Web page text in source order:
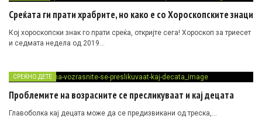
Среќата ги прати храбрите, но како е со Хороскопските знаци
Кој хороскопски знак го прати среќа, откријте сега! Хороскоп за триесет
и седмата недела од 2019…
СРЕЌНО ДЕТЕ
Проблемите на возрасните се пресликуваат и кај децата
Главоболка кај децата може да се предизвикани од треска,…